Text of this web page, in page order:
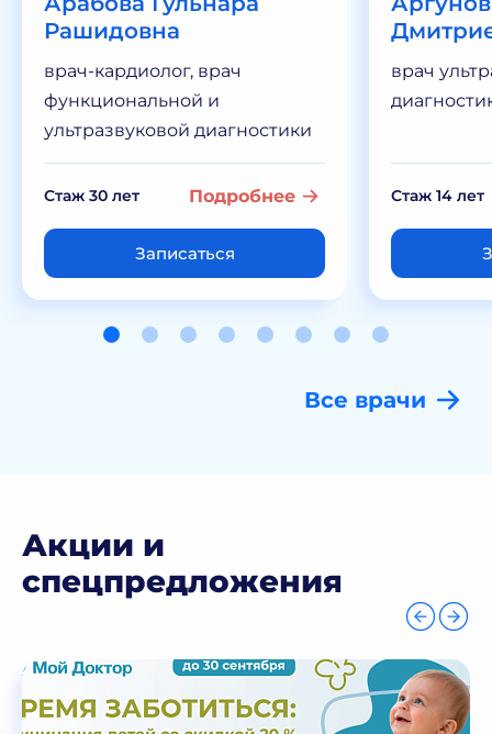
Рашидовна
врач-кардиолог, врач
функциональной и
ультразвуковой диагностики
Стаж 30 лет Подробнее
Записаться
врач
Стаж 14 лет
Все врачи
Акции и
спецпредложения